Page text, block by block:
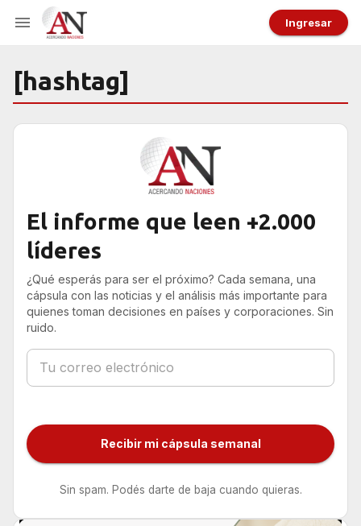
Ingresar
[hashtag]
El informe que leen +2.000
líderes
¿Qué esperás para ser el próximo? Cada semana, una
cápsula con las noticias y el análisis más importante para
quienes toman decisiones en países y corporaciones. Sin
ruido.
Recibir mi cápsula semanal
Sin spam. Podés darte de baja cuando quieras.